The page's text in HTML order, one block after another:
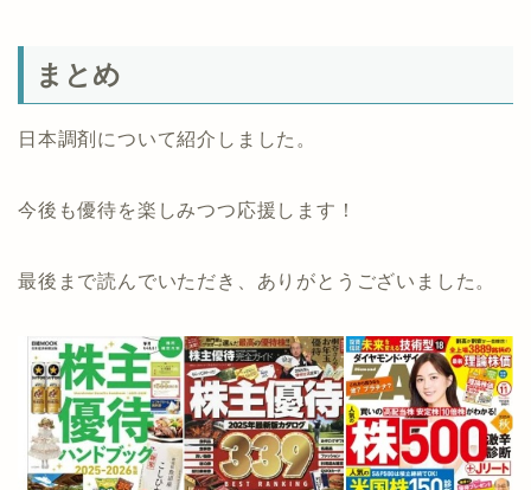
まとめ
日本調剤について紹介しました。
今後も優待を楽しみつつ応援します！
最後まで読んでいただき、ありがとうございました。